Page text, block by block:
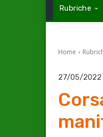
Rubriche
Home
27/05/2022